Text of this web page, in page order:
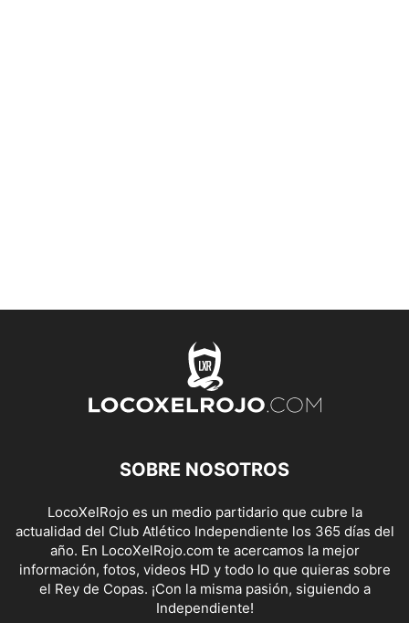
SOBRE NOSOTROS
LocoXelRojo es un medio partidario que cubre la
actualidad del Club Atlético Independiente los 365 días del
año. En LocoXelRojo.com te acercamos la mejor
información, fotos, videos HD y todo lo que quieras sobre
el Rey de Copas. ¡Con la misma pasión, siguiendo a
Independiente!